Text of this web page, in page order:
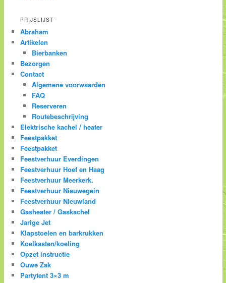
PRIJSLIJST
Abraham
Artikelen
Bierbanken
Bezorgen
Contact
Algemene voorwaarden
FAQ
Reserveren
Routebeschrijving
Elektrische kachel / heater
Feestpakket
Feestpakket
Feestverhuur Everdingen
Feestverhuur Hoef en Haag
Feestverhuur Meerkerk.
Feestverhuur Nieuwegein
Feestverhuur Nieuwland
Gasheater / Gaskachel
Jarige Jet
Klapstoelen en barkrukken
Koelkasten/koeling
Opzet instructie
Ouwe Zak
Partytent 3×3 m